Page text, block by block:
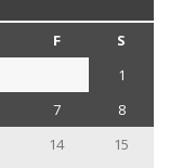
F
S
1
7
8
14
15